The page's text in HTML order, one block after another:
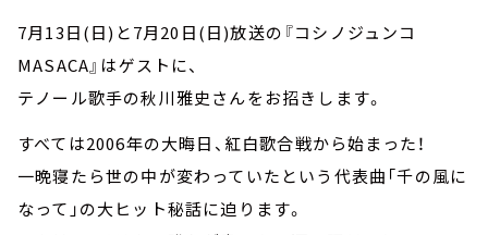
7月13日(日)と7月20日(日)放送の『コシノジュンコ
MASACA』はゲストに、
テノール歌手の秋川雅史さんをお招きします。
すべては2006年の大晦日、紅白歌合戦から始まった！
一晩寝たら世の中が変わっていたという代表曲「千の風に
なって」の大ヒット秘話に迫ります。